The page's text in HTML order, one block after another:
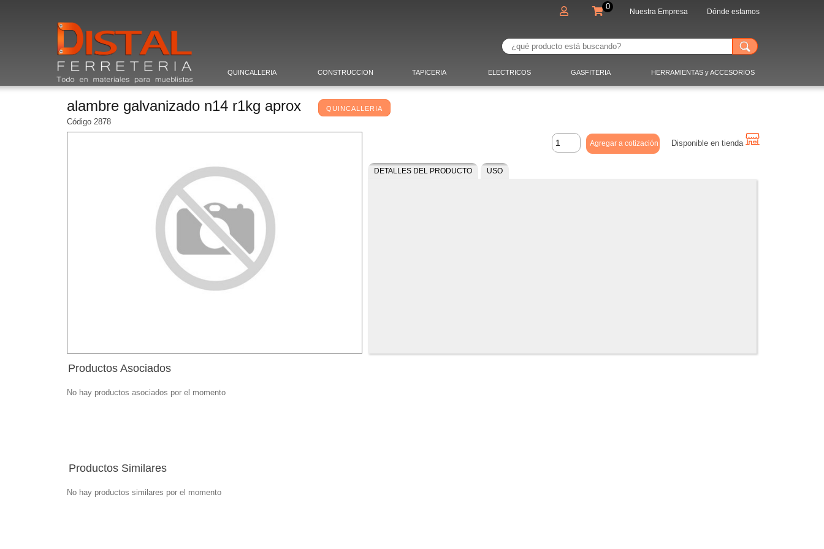
Nuestra Empresa Dónde estamos
0
.
QUINCALLERIA CONSTRUCCION TAPICERIA ELECTRICOS GASFITERIA HERRAMIENTAS y ACCESORIOS
alambre galvanizado n14 r1kg aprox QUINCALLERIA
Código 2878
Disponible en tienda
DETALLES DEL PRODUCTO USO
Productos Asociados
No hay productos asociados por el momento
Productos Similares
No hay productos similares por el momento